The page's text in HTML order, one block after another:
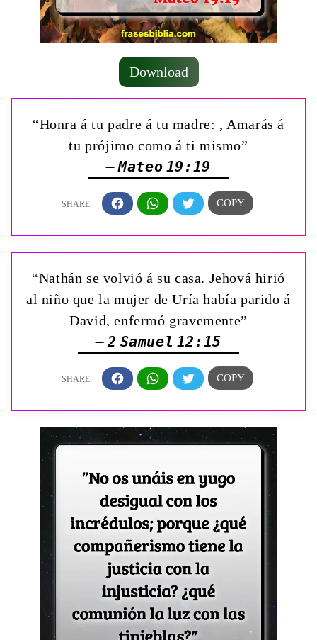
Download
“Honra á tu padre á tu madre: , Amarás á
tu prójimo como á ti mismo”
— Mateo 19:19
“Nathán se volvió á su casa. Jehová hirió
al niño que la mujer de Uría había parido á
David, enfermó gravemente”
— 2 Samuel 12:15